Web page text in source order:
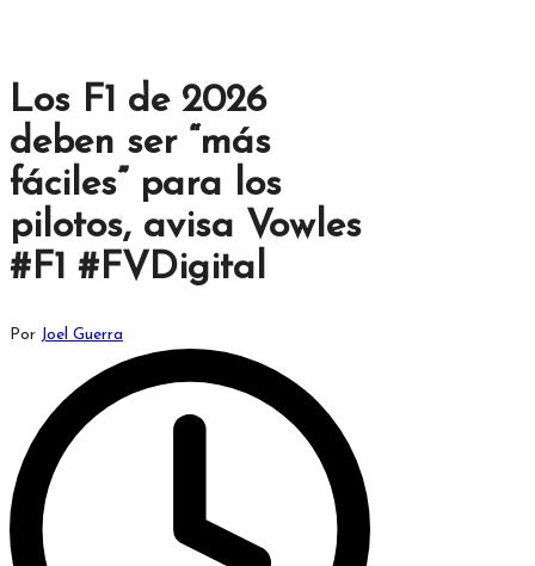
Los F1 de 2026
deben ser “más
fáciles” para los
pilotos, avisa Vowles
#F1 #FVDigital
Publicado
Por Joel Guerra